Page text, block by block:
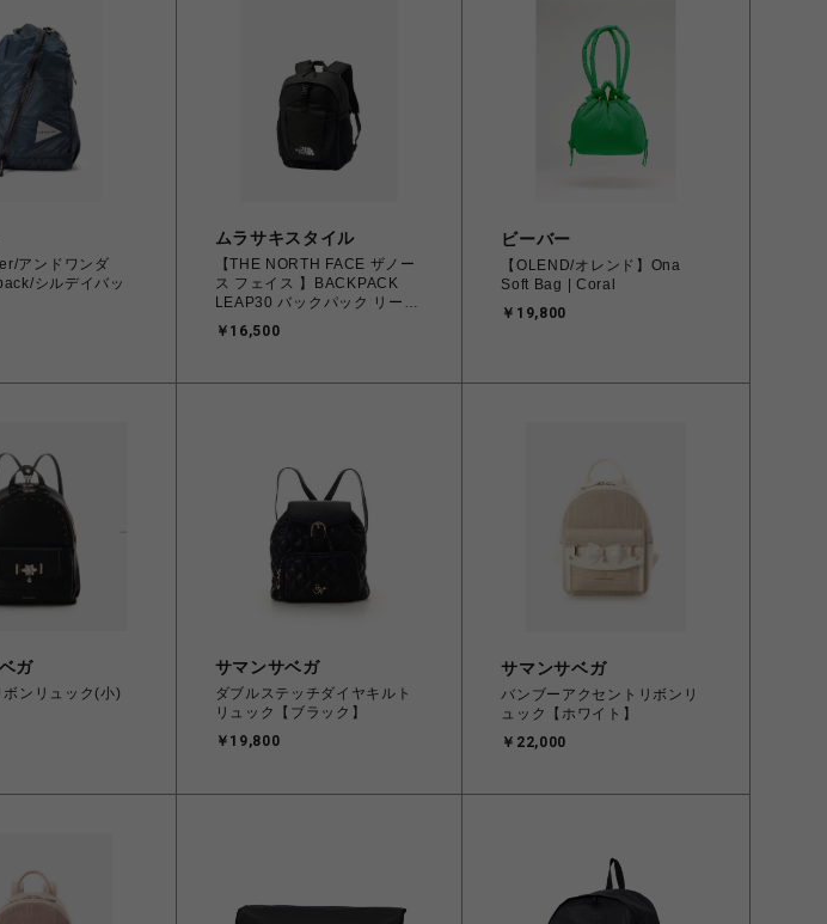
アンドワンダ
シルデイバッ
ムラサキスタイル
【THE NORTH FACE ザノー
ス フェイス 】BACKPACK
LEAP30 バックパック リープ
30 NM62610 BLACK ブラッ
ク 32L 【送料無料：北海道/沖
￥16,500
ビーバー
【OLEND/オレンド】Ona
Soft Bag | Coral
￥19,800
ガ
ボンリュック(小)
サマンサベガ
ダブルステッチダイヤキルト
リュック【ブラック】
￥19,800
サマンサベガ
バンブーアクセントリボンリ
ュック【ホワイト】
￥22,000